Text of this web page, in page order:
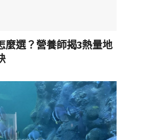
麼選？營養師揭3熱量地